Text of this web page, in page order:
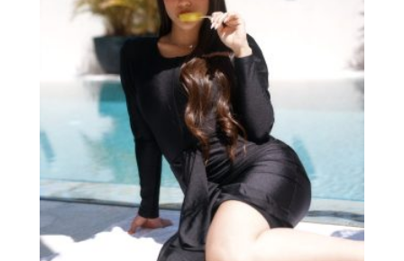
יש
מספר
סוגים.
ניתן
האפשרויות
בעמוד
המוצר